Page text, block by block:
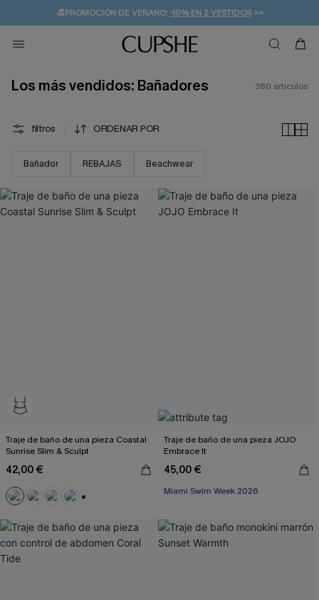
👒PROMOCIÓN DE VERANO:-10% EN 2 VESTIDOS>>
💌¡SUSCRIBIRSE & GANAR -10% EXTRA!
🚚ENVÍO GRATUITO A PARTIR DE 49 € >>
Los más vendidos: Bañadores 380 artículos
filtros ORDENAR POR
Bañador REBAJAS Beachwear
Traje de baño de una pieza Coastal
Sunrise Slim & Sculpt
42,00 €
Traje de baño de una pieza JOJO
Embrace It
45,00 €
Miami Swim Week 2026